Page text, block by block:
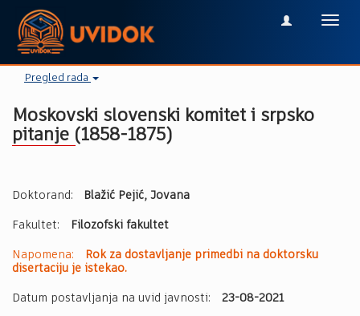
Pregled rada
Moskovski slovenski komitet i srpsko
pitаnje (1858-1875)
Doktorand: Blažić Pejić, Jovana
Fakultet: Filozofski fakultet
Napomena:
Rok za dostavljanje primedbi na doktorsku
disertaciju je istekao.
Datum postavljanja na uvid javnosti: 23-08-2021